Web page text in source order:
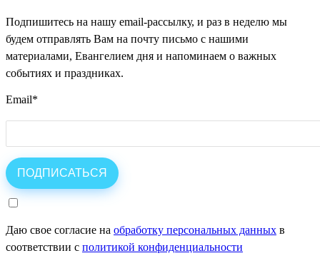
Подпишитесь на нашу email-рассылку, и раз в неделю мы
будем отправлять Вам на почту письмо с нашими
материалами, Евангелием дня и напоминаем о важных
событиях и праздниках.
Email*
Даю свое согласие на обработку персональных данных в
соответствии с политикой конфиденциальности